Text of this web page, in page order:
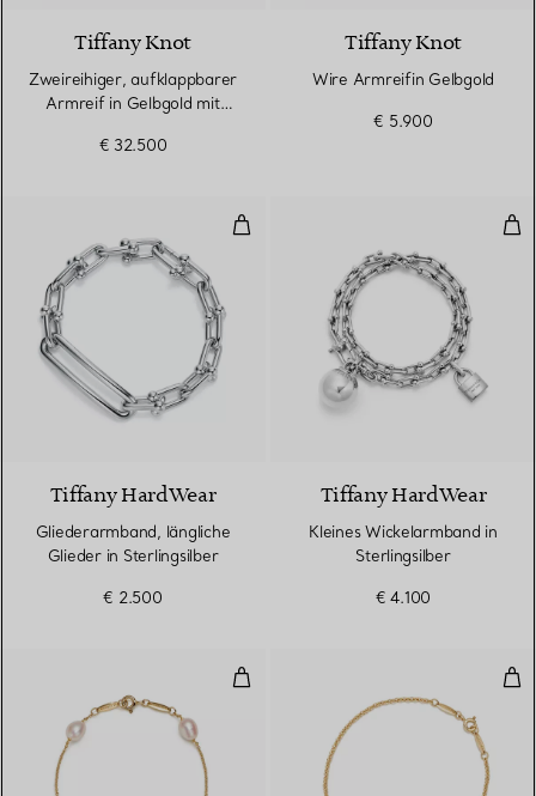
Tiffany Knot
Zweireihiger, aufklappbarer
Armreif in Gelbgold mit
€ 32.500
Tiffany Knot
Wire Armreifin Gelbgold
€ 5.900
Gliederarmband, längliche
Tiffany HardWear
Gliederarmband, längliche
Glieder in Sterlingsilber
€ 2.500
Tiffany HardWear
Kleines Wickelarmband in
Sterlingsilber
€ 4.100
Pearls by the Yard™ Armband